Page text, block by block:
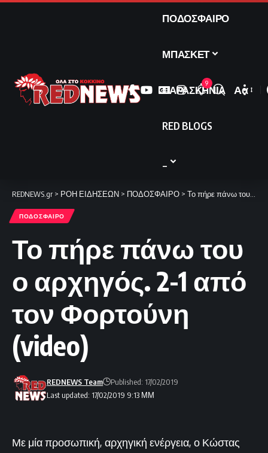
ΠΟΔΟΣΦΑΙΡΟ
ΜΠΑΣΚΕΤ
ΠΑΡΑΣΚΗΝΙΑ
RED BLOGS
9
Font
Αα
REDNEWS.gr > ΡΟΗ ΕΙΔΗΣΕΩΝ > ΠΟΔΟΣΦΑΙΡΟ > Το πήρε πάνω του ο αρχηγός. 2-1 από τον Φορτούνη (video)
ΠΟΔΟΣΦΑΙΡΟ
Το πήρε πάνω του
ο αρχηγός. 2-1 από
τον Φορτούνη
(video)
Last updated: 17/02/2019 9:13 ΜΜ
REDNEWS Team Published: 17/02/2019
Με μία προσωπική, αρχηγική ενέργεια, ο Κώστας